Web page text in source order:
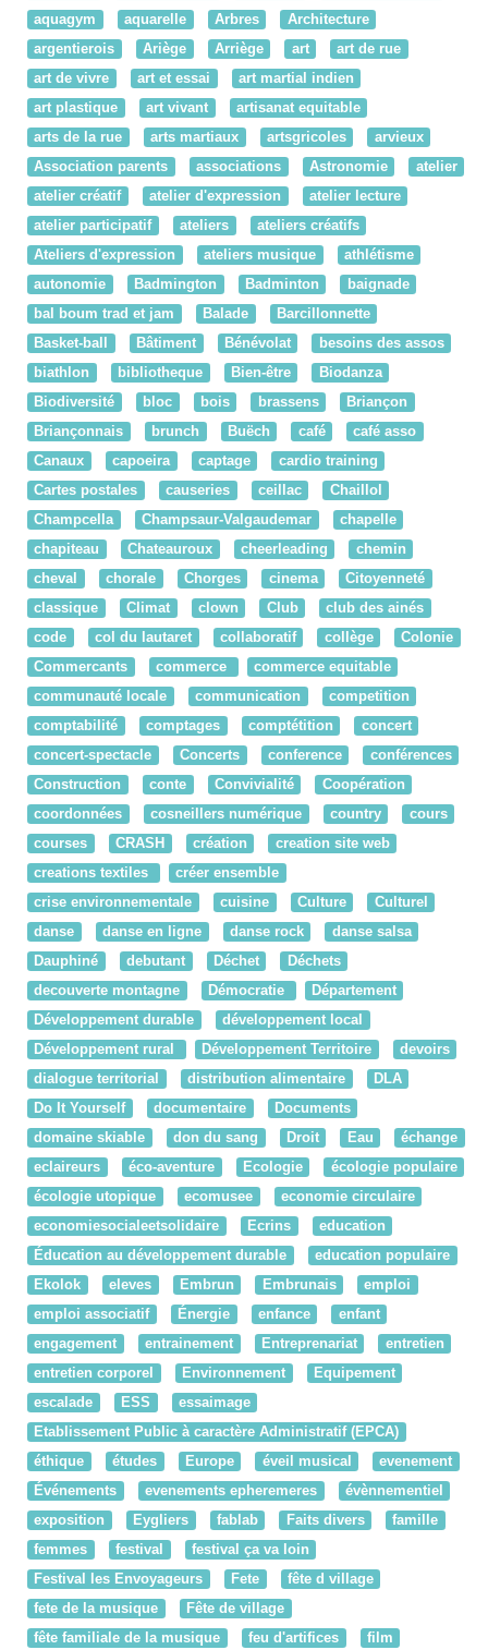
aquagym
aquarelle Arbres
Architecture
argentierois
Ariège Arriège art
art de rue
art de vivre
art et essai
art martial indien
art plastique
art vivant
artisanat equitable
arts de la rue
arts martiaux artsgricoles
arvieux
Association parents
associations Astronomie
atelier
atelier créatif
atelier d'expression
atelier lecture
atelier participatif
ateliers
ateliers créatifs
Ateliers d'expression
ateliers musique
athlétisme
autonomie
Badmington Badminton
baignade
bal boum trad et jam
Balade
Barcillonnette
Basket-ball
Bâtiment Bénévolat
besoins des assos
biathlon
bibliotheque Bien-être
Biodanza
Biodiversité
bloc bois brassens
Briançon
Briançonnais
brunch Buëch café
café asso
Canaux
capoeira captage
cardio training
Cartes postales
causeries ceillac
Chaillol
Champcella
Champsaur-Valgaudemar
chapelle
chapiteau
Chateauroux cheerleading
chemin
cheval
chorale Chorges cinema
Citoyenneté
classique
Climat clown Club
club des ainés
code
col du lautaret collaboratif collège
Colonie
Commercants
commerce
commerce equitable
communauté locale
communication
competition
comptabilité
comptages comptétition
concert
concert-spectacle
Concerts conference
conférences
Construction
conte Convivialité
Coopération
coordonnées
cosneillers numérique country
cours
courses
CRASH création
creation site web
creations textiles
créer ensemble
crise environnementale
cuisine Culture
Culturel
danse
danse en ligne danse rock
danse salsa
Dauphiné
debutant Déchet
Déchets
decouverte montagne
Démocratie
Département
Développement durable
développement local
Développement rural
Développement Territoire
devoirs
dialogue territorial
distribution alimentaire
DLA
Do It Yourself
documentaire
Documents
domaine skiable
don du sang Droit Eau
échange
eclaireurs
éco-aventure Ecologie
écologie populaire
écologie utopique
ecomusee
economie circulaire
economiesocialeetsolidaire
Ecrins
education
Éducation au développement durable
education populaire
Ekolok
eleves Embrun Embrunais
emploi
emploi associatif
Énergie enfance
enfant
engagement
entrainement Entreprenariat
entretien
entretien corporel
Environnement
Equipement
escalade
ESS
essaimage
Etablissement Public à caractère Administratif (EPCA)
éthique
études Europe éveil musical
evenement
Événements
evenements epheremeres
évènnementiel
exposition
Eygliers fablab Faits divers
famille
femmes
festival
festival ça va loin
Festival les Envoyageurs
Fete
fête d village
fete de la musique
Fête de village
fête familiale de la musique
feu d'artifices film